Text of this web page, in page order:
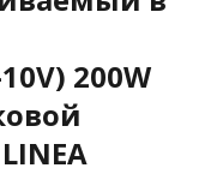
200W